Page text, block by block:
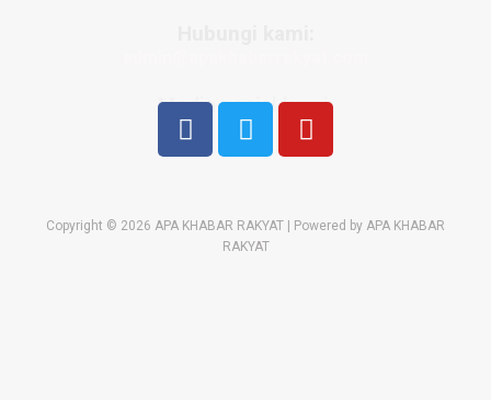
Media sosial kami:
Copyright © 2026 APA KHABAR RAKYAT | Powered by APA KHABAR
RAKYAT